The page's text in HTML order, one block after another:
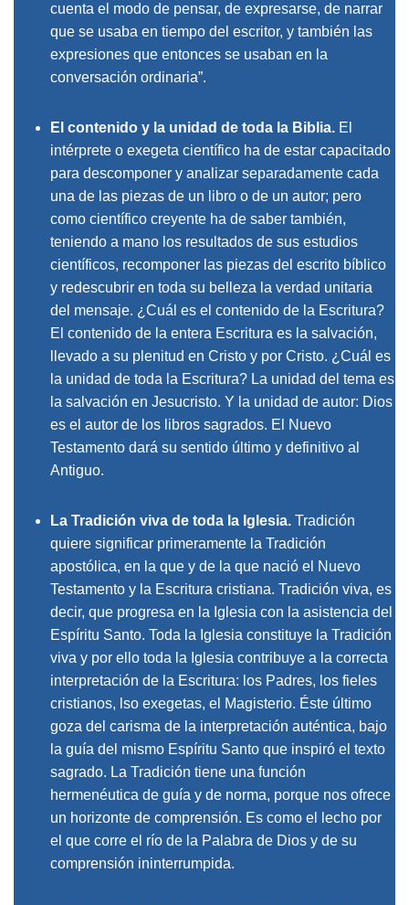
cuenta el modo de pensar, de expresarse, de narrar
que se usaba en tiempo del escritor, y también las
expresiones que entonces se usaban en la
conversación ordinaria”.
El contenido y la unidad de toda la Biblia. El
intérprete o exegeta científico ha de estar capacitado
para descomponer y analizar separadamente cada
una de las piezas de un libro o de un autor; pero
como científico creyente ha de saber también,
teniendo a mano los resultados de sus estudios
científicos, recomponer las piezas del escrito bíblico
y redescubrir en toda su belleza la verdad unitaria
del mensaje. ¿Cuál es el contenido de la Escritura?
El contenido de la entera Escritura es la salvación,
llevado a su plenitud en Cristo y por Cristo. ¿Cuál es
la unidad de toda la Escritura? La unidad del tema es
la salvación en Jesucristo. Y la unidad de autor: Dios
es el autor de los libros sagrados. El Nuevo
Testamento dará su sentido último y definitivo al
Antiguo.
La Tradición viva de toda la Iglesia. Tradición
quiere significar primeramente la Tradición
apostólica, en la que y de la que nació el Nuevo
Testamento y la Escritura cristiana. Tradición viva, es
decir, que progresa en la Iglesia con la asistencia del
Espíritu Santo. Toda la Iglesia constituye la Tradición
viva y por ello toda la Iglesia contribuye a la correcta
interpretación de la Escritura: los Padres, los fieles
cristianos, lso exegetas, el Magisterio. Éste último
goza del carisma de la interpretación auténtica, bajo
la guía del mismo Espíritu Santo que inspiró el texto
sagrado. La Tradición tiene una función
hermenéutica de guía y de norma, porque nos ofrece
un horizonte de comprensión. Es como el lecho por
el que corre el río de la Palabra de Dios y de su
comprensión ininterrumpida.